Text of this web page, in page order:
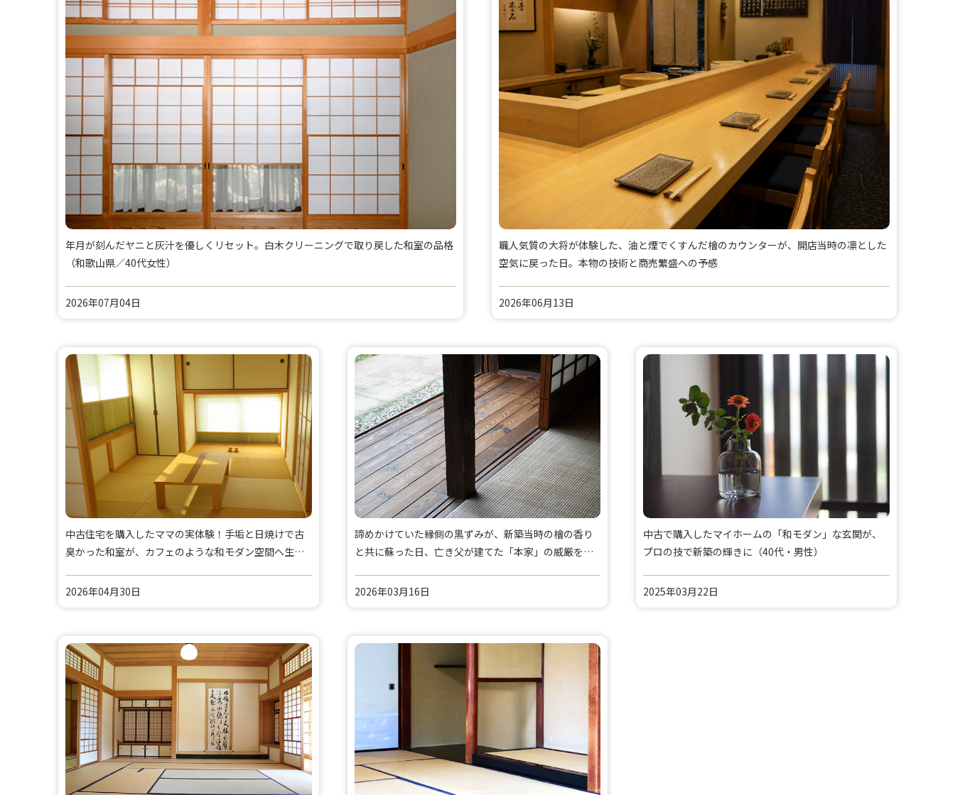
年月が刻んだヤニと灰汁を優しくリセット。白木クリーニングで取り戻した和室の品格
（和歌山県／40代女性）
2026年07月04日
職人気質の大将が体験した、油と煙でくすんだ檜のカウンターが、開店当時の凛とした
空気に戻った日。本物の技術と商売繁盛への予感
2026年06月13日
中古住宅を購入したママの実体験！手垢と日焼けで古
臭かった和室が、カフェのような和モダン空間へ生ま
2026年04月30日
諦めかけていた縁側の黒ずみが、新築当時の檜の香り
と共に蘇った日、亡き父が建てた「本家」の威厳を取
2026年03月16日
中古で購入したマイホームの「和モダン」な玄関が、
プロの技で新築の輝きに（40代・男性）
2025年03月22日